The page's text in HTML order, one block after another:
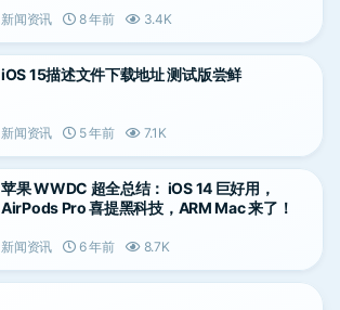
新闻资讯 8 年前 3.4K
iOS 15描述文件下载地址 测试版尝鲜
新闻资讯 5 年前 7.1K
苹果 WWDC 超全总结： iOS 14 巨好用，
AirPods Pro 喜提黑科技，ARM Mac 来了！
新闻资讯 6 年前 8.7K